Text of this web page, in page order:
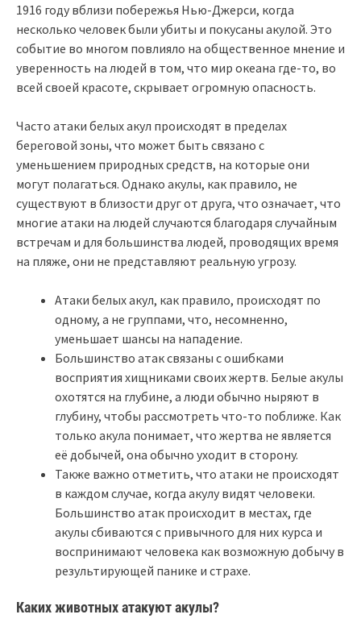
1916 году вблизи побережья Нью-Джерси, когда
несколько человек были убиты и покусаны акулой. Это
событие во многом повлияло на общественное мнение и
уверенность на людей в том, что мир океана где-то, во
всей своей красоте, скрывает огромную опасность.
Часто атаки белых акул происходят в пределах
береговой зоны, что может быть связано с
уменьшением природных средств, на которые они
могут полагаться. Однако акулы, как правило, не
существуют в близости друг от друга, что означает, что
многие атаки на людей случаются благодаря случайным
встречам и для большинства людей, проводящих время
на пляже, они не представляют реальную угрозу.
Атаки белых акул, как правило, происходят по
одному, а не группами, что, несомненно,
уменьшает шансы на нападение.
Большинство атак связаны с ошибками
восприятия хищниками своих жертв. Белые акулы
охотятся на глубине, а люди обычно ныряют в
глубину, чтобы рассмотреть что-то поближе. Как
только акула понимает, что жертва не является
её добычей, она обычно уходит в сторону.
Также важно отметить, что атаки не происходят
в каждом случае, когда акулу видят человеки.
Большинство атак происходит в местах, где
акулы сбиваются с привычного для них курса и
воспринимают человека как возможную добычу в
результирующей панике и страхе.
Каких животных атакуют акулы?